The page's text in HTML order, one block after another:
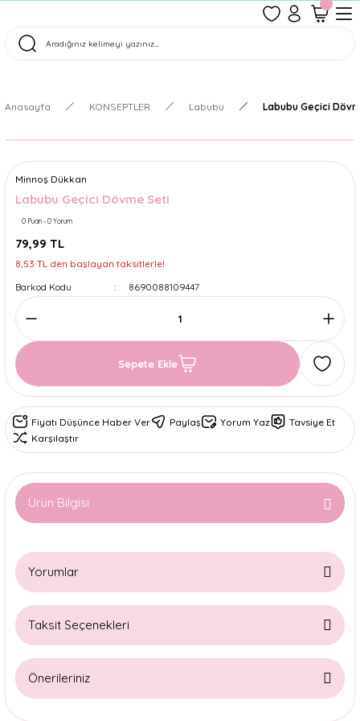
Tüm Siparişler Aynı Gün Kargoda!
Anasayfa KONSEPTLER Labubu Labubu Geçici
Minnoş Dükkan
Labubu Geçici Dövme Seti
0 Puan - 0 Yorum
79,99 TL
8,53 TL den başlayan taksitlerle!
Barkod Kodu
8690088109447
Sepete Ekle
Fiyatı Düşünce Haber Ver Paylaş Yorum Yaz
Tavsiye Et
Karşılaştır
Ürün Bilgisi
Yorumlar
Taksit Seçenekleri
Önerileriniz